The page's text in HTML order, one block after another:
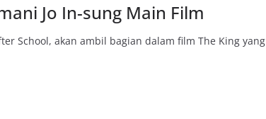
Jo In-sung Main Film
School, akan ambil bagian dalam film The King yang